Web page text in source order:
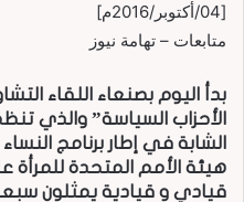
[04/أكتوبر/2016م]
متابعات – تهامة نيوز
بدأ اليوم بصنعاء اللقاء
الأحزاب السياسة” والذي
الشابة في إطار برنامج
قيادي و قيادية يمثلون